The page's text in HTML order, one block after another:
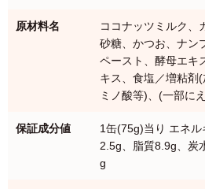
原材料名
ココナッツミルク、
砂糖、かつお、ナン
ペースト、酵母エキ
キス、食塩／増粘剤
ミノ酸等)、(一部に
保証成分値
1缶(75g)当り エネ
2.5g、脂質8.9g、炭
g